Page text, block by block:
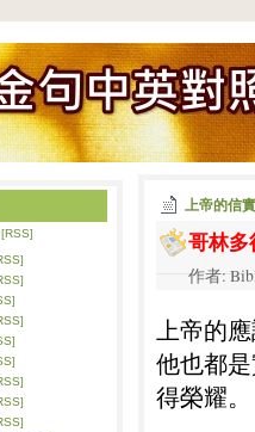
上帝的信實
哥林多
作者:
上帝的
他也都
得榮耀。
[RSS]